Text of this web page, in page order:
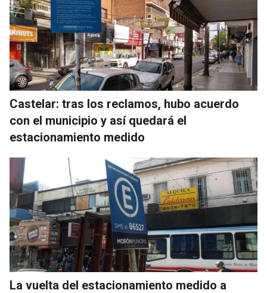
Castelar: tras los reclamos, hubo acuerdo
con el municipio y así quedará el
estacionamiento medido
La vuelta del estacionamiento medido a